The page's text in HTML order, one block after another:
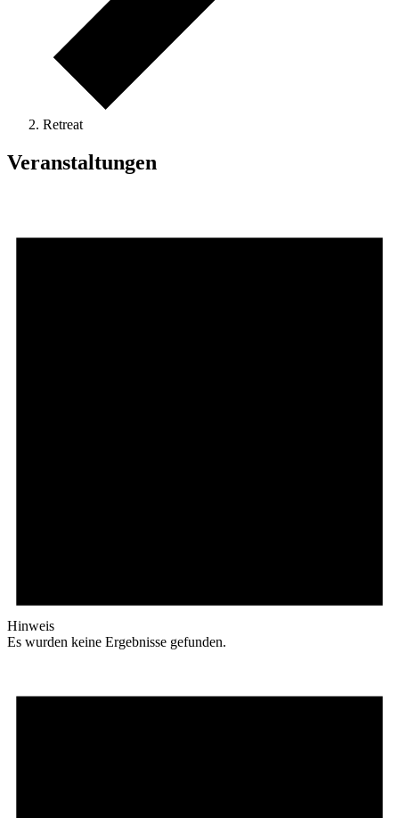
Retreat
Veranstaltungen
Hinweis
Es wurden keine Ergebnisse gefunden.